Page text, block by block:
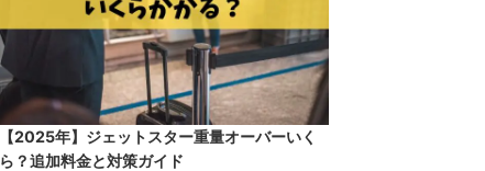
【2025年】ジェットスター重量オーバーいく
ら？追加料金と対策ガイド